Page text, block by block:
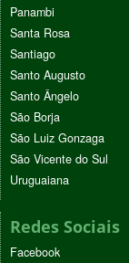
Panambi
Santa Rosa
Santiago
Santo Augusto
Santo Ângelo
São Borja
São Luiz Gonzaga
São Vicente do Sul
Uruguaiana
Redes Sociais
Facebook